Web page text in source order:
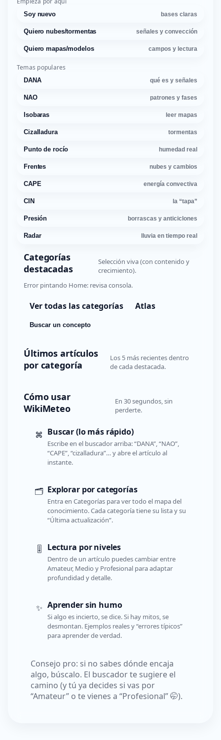
Soy nuevo bases claras
Quiero nubes/tormentas señales y convección
Quiero mapas/modelos campos y lectura
Temas populares
DANA qué es y señales
NAO patrones y fases
Isobaras leer mapas
Cizalladura tormentas
Punto de rocío humedad real
Frentes nubes y cambios
CAPE energía convectiva
CIN la “tapa”
Presión borrascas y anticiclones
Radar lluvia en tiempo real
Categorías
destacadas
Selección viva (con contenido y
crecimiento).
Error pintando Home: revisa consola.
Ver todas las categorías Atlas
Buscar un concepto
Últimos artículos
por categoría
Los 5 más recientes dentro
de cada destacada.
Cómo usar
WikiMeteo
En 30 segundos, sin
perderte.
⌘ Buscar (lo más rápido)
Escribe en el buscador arriba: “DANA”, “NAO”,
“CAPE”, “cizalladura”… y abre el artículo al
instante.
🗂️ Explorar por categorías
Entra en Categorías para ver todo el mapa del
conocimiento. Cada categoría tiene su lista y su
“Última actualización”.
🎚️ Lectura por niveles
Dentro de un artículo puedes cambiar entre
Amateur, Medio y Profesional para adaptar
profundidad y detalle.
✨ Aprender sin humo
Si algo es incierto, se dice. Si hay mitos, se
desmontan. Ejemplos reales y “errores típicos”
para aprender de verdad.
Consejo pro: si no sabes dónde encaja
algo, búscalo. El buscador te sugiere el
camino (y tú ya decides si vas por
“Amateur” o te vienes a “Profesional” 🤭).